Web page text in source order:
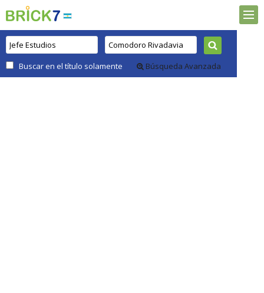
Buscar en el título solamente Búsqueda Avanzada